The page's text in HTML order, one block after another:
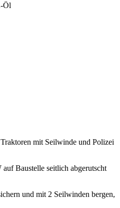
Öl
mit Seilwinde und Polizei
Baustelle seitlich abgerutscht
und mit 2 Seilwinden bergen,